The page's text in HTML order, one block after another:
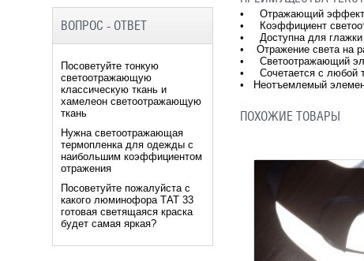
• Отражающий эффект
• Коэффициент
• Доступна для глажки
• Отражение света на
• Светоотражающий
• Сочетается с любой
• Неотъемлемый
ПОХОЖИЕ ТОВАРЫ
ВОПРОС - ОТВЕТ
Посоветуйте тонкую
светоотражающую
классическую ткань и
хамелеон светоотражающую
ткань
Нужна светоотражающая
термопленка для одежды с
наибольшим коэффициентом
отражения
Посоветуйте пожалуйста с
какого люминофора ТАТ 33
готовая светящаяся краска
будет самая яркая?